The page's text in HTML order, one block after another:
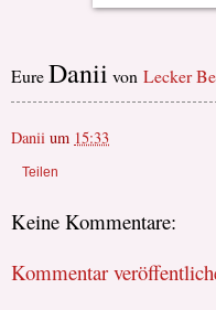
EureDanii von Lecker
Danii um 15:33
Teilen
Keine Kommentare:
Kommentar